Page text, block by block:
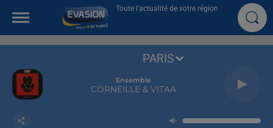
Toute l'actualité de votre région
Ensemble
CORNEILLE & VITAA
PARIS